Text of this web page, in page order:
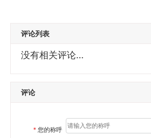
评论列表
没有相关评论...
评论
* 您的称呼